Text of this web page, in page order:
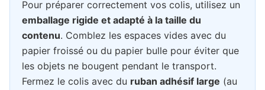
Pour préparer correctement vos colis, utilisez un
emballage rigide et adapté à la taille du
contenu. Comblez les espaces vides avec du
papier froissé ou du papier bulle pour éviter que
les objets ne bougent pendant le transport.
Fermez le colis avec du ruban adhésif large (au